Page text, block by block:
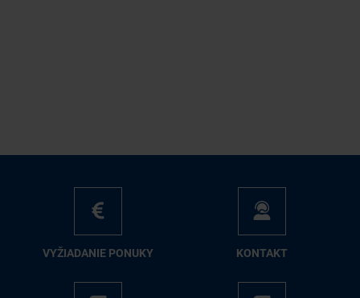
VY­ŽIA­DA­NIE PO­NU­KY KON­TAKT